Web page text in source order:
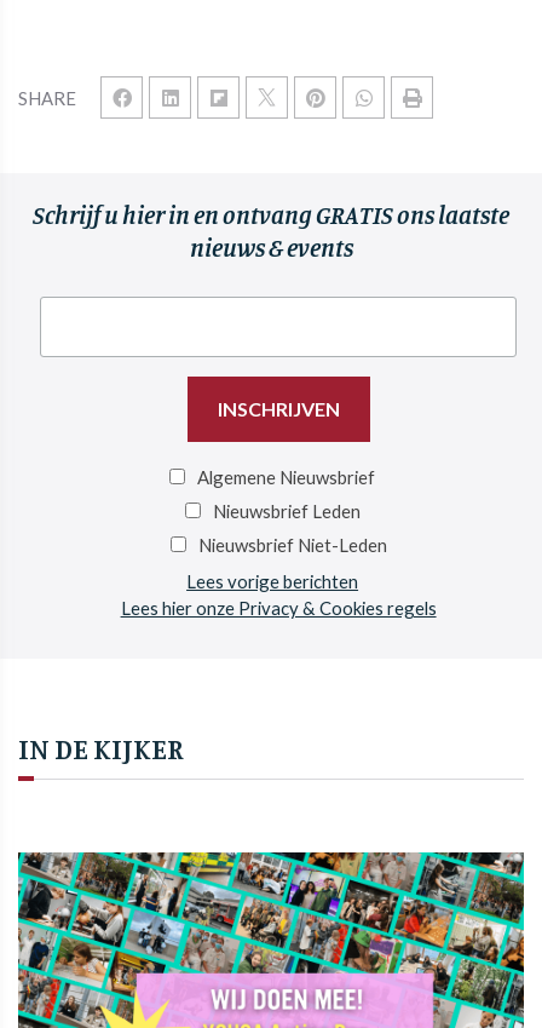
SHARE
Schrijf u hier in en ontvang GRATIS ons laatste
nieuws & events
Algemene Nieuwsbrief
Nieuwsbrief Leden
Nieuwsbrief Niet-Leden
Lees vorige berichten
Lees hier onze Privacy & Cookies regels
IN DE KIJKER